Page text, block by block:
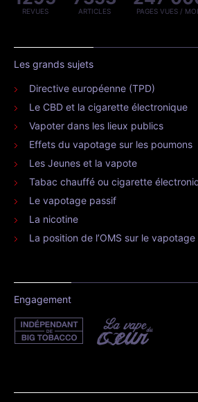
REVUES ARTICLES PAGES VUES /
Les grands sujets
Directive européenne (TPD)
Le CBD et la cigarette électronique
Vapoter dans les lieux publics
Effets du vapotage sur les poumons
Les Jeunes et la vapote
Tabac chauffé ou cigarette
Le vapotage passif
La nicotine
La position de l’OMS sur le vapotage
Engagement